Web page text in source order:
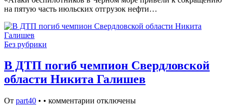
на пятую часть июльских отгрузок нефти…
Без рубрики
В ДТП погиб чемпион Свердловской
области Никита Галишев
От part40 • • комментарии отключены